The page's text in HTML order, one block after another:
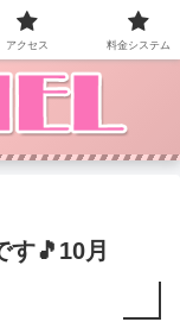
す。
🎵10月
アクセス 料金システム